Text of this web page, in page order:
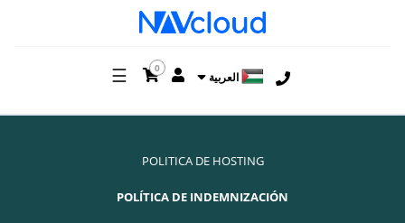
العربية
0
☰
POLITICA DE HOSTING
POLÍTICA DE INDEMNIZACIÓN